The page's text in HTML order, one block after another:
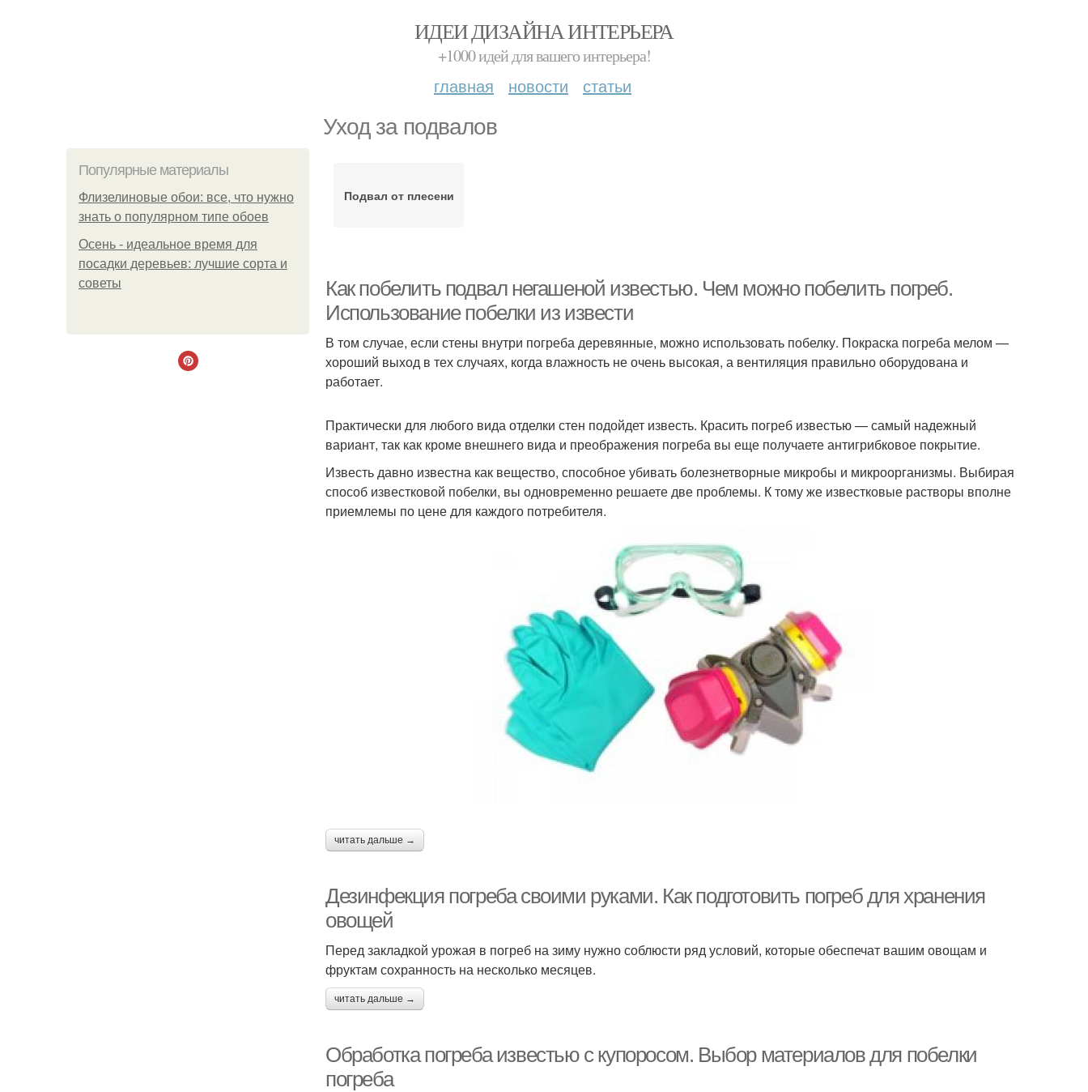
ИДЕИ ДИЗАЙНА ИНТЕРЬЕРА
+1000 идей для вашего интерьера!
главная новости статьи
Уход за подвалов
Популярные материалы
Флизелиновые обои: все, что нужно
знать о популярном типе обоев
Осень - идеальное время для
посадки деревьев: лучшие сорта и
советы
Подвал от плесени
Как побелить подвал негашеной известью. Чем можно побелить погреб.
Использование побелки из извести
В том случае, если стены внутри погреба деревянные, можно использовать побелку. Покраска погреба мелом —
хороший выход в тех случаях, когда влажность не очень высокая, а вентиляция правильно оборудована и
работает.
Практически для любого вида отделки стен подойдет известь. Красить погреб известью — самый надежный
вариант, так как кроме внешнего вида и преображения погреба вы еще получаете антигрибковое покрытие.
Известь давно известна как вещество, способное убивать болезнетворные микробы и микроорганизмы. Выбирая
способ известковой побелки, вы одновременно решаете две проблемы. К тому же известковые растворы вполне
приемлемы по цене для каждого потребителя.
читать дальше →
Дезинфекция погреба своими руками. Как подготовить погреб для хранения
овощей
Перед закладкой урожая в погреб на зиму нужно соблюсти ряд условий, которые обеспечат вашим овощам и
фруктам сохранность на несколько месяцев.
читать дальше →
Обработка погреба известью с купоросом. Выбор материалов для побелки
погреба